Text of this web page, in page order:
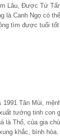
Lâu, Được Tứ
là Canh Ngọ có
tìm được tuổi tốt
Tân Mùi,
tướng tinh con
là Thổ, của gia
khắc, bình hòa.